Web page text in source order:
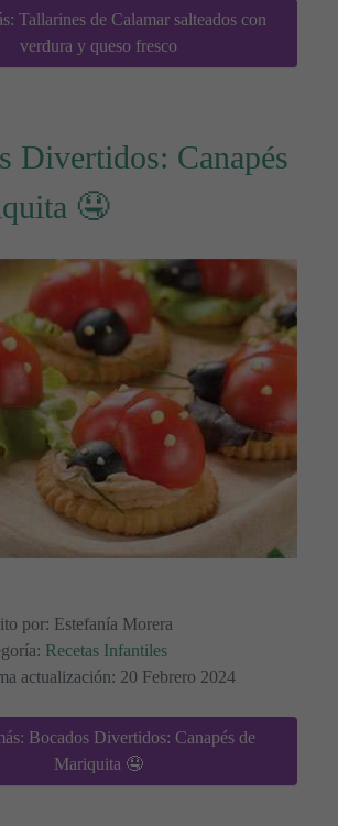
Tallarines de Calamar salteados con
verdura y queso fresco
Divertidos: Canapés
🤤
por: Estefanía Morera
Recetas Infantiles
actualización: 20 Febrero 2024
Bocados Divertidos: Canapés de
Mariquita 🤤